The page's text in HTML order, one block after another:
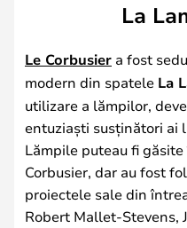
La
Le Corbusier a fost
modern din spatele La
utilizare a lămpilor,
entuziaști susținători ai
Lămpile puteau fi
Corbusier, dar au fost
proiectele sale din
Robert Mallet-Stevens,